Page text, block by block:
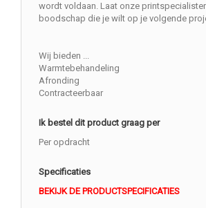
wordt voldaan. Laat onze
boodschap die je wilt op je volgende
Wij bieden ...
Warmtebehandeling
Afronding
Contracteerbaar
Ik bestel dit product graag per
Per opdracht
Specificaties
BEKIJK DE PRODUCTSPECIFICATIES